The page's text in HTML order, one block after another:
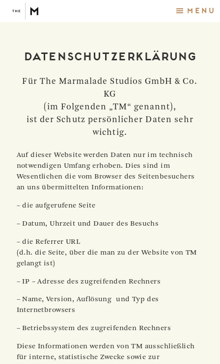
Menu
Datenschutzerklärung
Für The Marmalade Studios GmbH & Co.
KG
(im Folgenden „TM“ genannt),
ist der Schutz persönlicher Daten sehr
wichtig.
Auf dieser Website werden Daten nur im technisch
notwendigen Umfang erhoben. Dies sind im
Wesentlichen die vom Browser des Seitenbesuchers
an uns übermittelten Informationen:
– die aufgerufene Seite
– Datum, Uhrzeit und Dauer des Besuchs
– die Referrer URL
(d.h. die Seite, über die man zu der Website von TM
gelangt ist)
– IP – Adresse des zugreifenden Rechners
– Name, Version, Auflösung und Typ des
Internetbrowsers
– Betriebssystem des zugreifenden Rechners
Diese Informationen werden von TM ausschließlich
für interne, statistische Zwecke sowie zur